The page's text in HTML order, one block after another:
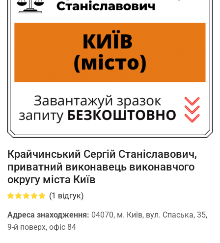
Крайчинський Сергій Станіславович,
приватний виконавець виконавчого
округу міста Київ
(1 відгук)
Адреса знаходження: 04070, м. Київ, вул. Спаська, 35,
9-й поверх, офіс 84